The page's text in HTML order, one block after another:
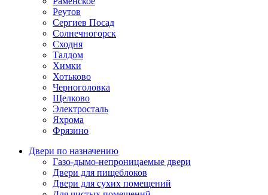
Реутов
Сергиев Посад
Солнечногорск
Сходня
Талдом
Химки
Хотьково
Черноголовка
Щелково
Электросталь
Яхрома
Фрязино
Двери по назначению
Газо-дымо-непроницаемые двери
Двери для пищеблоков
Двери для сухих помещений